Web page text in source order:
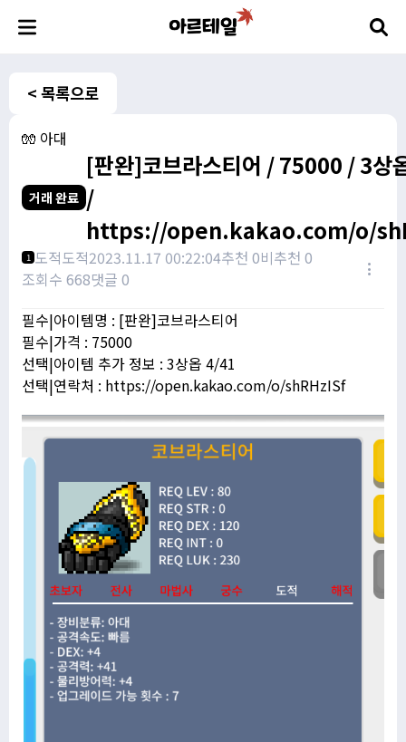
< 목록으로
🧤 아대
거래 완료
[판완]코브라스티어 / 75000 / 3상
/
https://open.kakao.com/o/
1 도적도적2023.11.17 00:22:04추천 0비추천 0
조회수 668댓글 0
필수|아이템명 : [판완]코브라스티어
필수|가격 : 75000
선택|아이템 추가 정보 : 3상옵 4/41
선택|연락처 : https://open.kakao.com/o/shRHzISf